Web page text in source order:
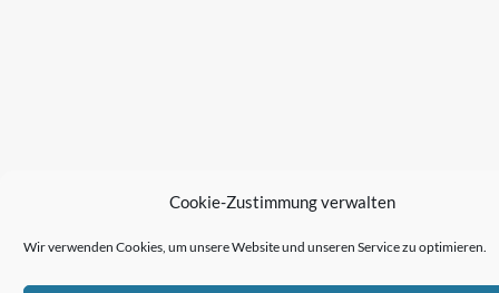
Cookie-Zustimmung verwalten
Wir verwenden Cookies, um unsere Website und unseren Service zu optimieren.